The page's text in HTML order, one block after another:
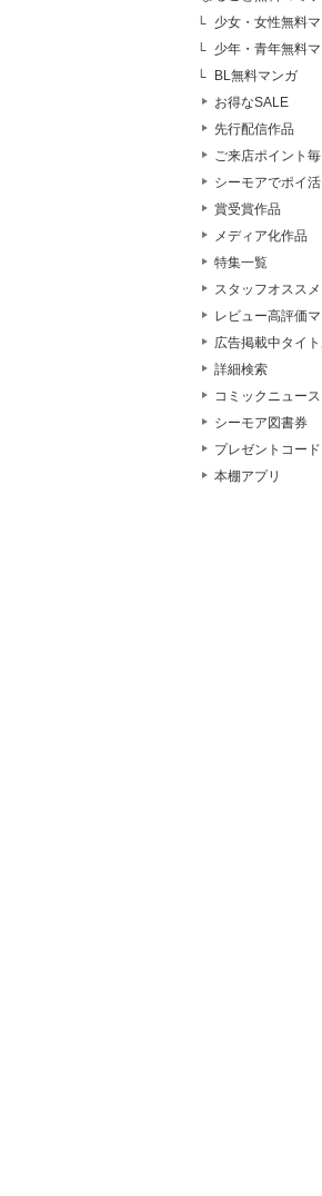
少女・女性無料
少年・青年無料
BL無料マンガ
お得なSALE
先行配信作品
ご来店ポイント
シーモアでポイ活
賞受賞作品
メディア化作品
特集一覧
スタッフオスス
レビュー高評価
広告掲載中タイ
詳細検索
コミックニュース
シーモア図書券
プレゼントコード
本棚アプリ